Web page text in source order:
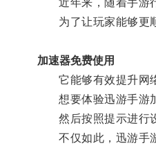
近年来，随着手游行
为了让玩家能够更顺
加速器免费使用
它能够有效提升网络
想要体验迅游手游加
然后按照提示进行设
不仅如此，迅游手游